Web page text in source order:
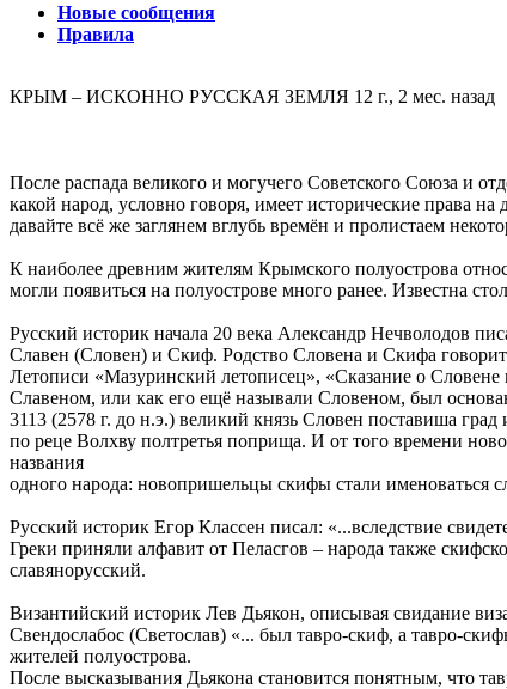
Новые сообщения
Правила
КРЫМ – ИСКОННО РУССКАЯ ЗЕМЛЯ 12 г., 2 мес. назад
После распада великого и могучего Советского Союза и
какой народ, условно говоря, имеет исторические
давайте всё же заглянем вглубь времён и пролистаем
К наиболее древним жителям Крымского полуострова
могли появиться на полуострове много ранее. Известна
Русский историк начала 20 века Александр Нечволодов
Славен (Словен) и Скиф. Родство Словена и Скифа
Летописи «Мазуринский летописец», «Сказание о Словене
Славеном, или как его ещё называли Словеном, был
3113 (2578 г. до н.э.) великий князь Словен поставиша
по реце Волхву полтретья поприща. И от того времени
названия
одного народа: новопришельцы скифы стали именоваться
Русский историк Егор Классен писал: «...вследствие
Греки приняли алфавит от Пеласгов – народа также
славянорусский.
Византийский историк Лев Дьякон, описывая свидание
Свендослабос (Светослав) «... был тавро-скиф, а тавро-
жителей полуострова.
После высказывания Дьякона становится понятным, что